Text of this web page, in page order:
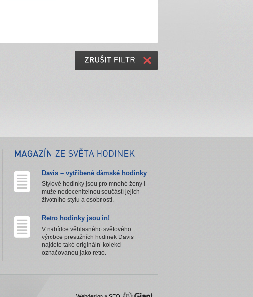
Davis – vytříbené dámské hodinky
Stylové hodinky jsou pro mnohé ženy i
muže nedocenitelnou součástí jejich
životního stylu a osobnosti.
Retro hodinky jsou in!
V nabídce věhlasného světového
výrobce prestižních hodinek Davis
najdete také originální kolekci
označovanou jako retro.